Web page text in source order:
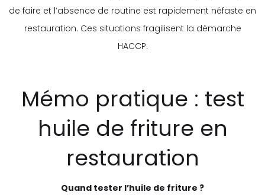
de faire et l’absence de routine est rapidement néfaste en
restauration. Ces situations fragilisent la démarche
HACCP.
Mémo pratique : test
huile de friture en
restauration
Quand tester l’huile de friture ?